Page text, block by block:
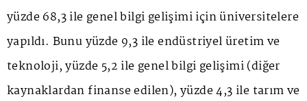
yüzde 68,3 ile genel bilgi gelişimi için üniversitelere
yapıldı. Bunu yüzde 9,3 ile endüstriyel üretim ve
teknoloji, yüzde 5,2 ile genel bilgi gelişimi (diğer
kaynaklardan finanse edilen), yüzde 4,3 ile tarım ve